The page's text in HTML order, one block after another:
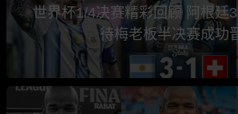
世界杯1/4决赛精彩回顾 阿根廷
待梅老板半决赛成功